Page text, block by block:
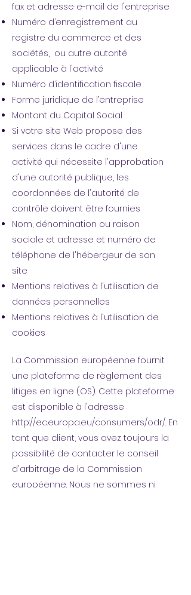
fax et adresse e-mail de l'entreprise
Numéro d’enregistrement au
registre du commerce et des
sociétés, ou autre autorité
applicable à l'activité
Numéro d’identification fiscale
Forme juridique de l’entreprise
Montant du Capital Social
Si votre site Web propose des
services dans le cadre d'une
activité qui nécessite l'approbation
d'une autorité publique, les
coordonnées de l'autorité de
contrôle doivent être fournies
Nom, dénomination ou raison
sociale et adresse et numéro de
téléphone de l'hébergeur de son
site
Mentions relatives à l'utilisation de
données personnelles
Mentions relatives à l'utilisation de
cookies
La Commission européenne fournit
une plateforme de règlement des
litiges en ligne (OS). Cette plateforme
est disponible à l'adresse
http://ec.europa.eu/consumers/odr/. En
tant que client, vous avez toujours la
possibilité de contacter le conseil
d'arbitrage de la Commission
européenne. Nous ne sommes ni